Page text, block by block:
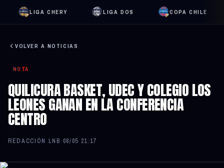
LIGA CHERY LIGA DOS COPA CHILE
VOLVER A NOTICIAS
NOTA
QUILICURA BASKET, UDEC Y COLEGIO LOS
LEONES GANAN EN LA CONFERENCIA
CENTRO
REDACCIÓN LNB· 08/05 21:17